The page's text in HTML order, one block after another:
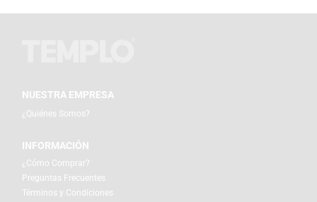
NUESTRA EMPRESA
¿Quiénes Somos?
INFORMACIÓN
¿Cómo Comprar?
Preguntas Frecuentes
Términos y Condiciones